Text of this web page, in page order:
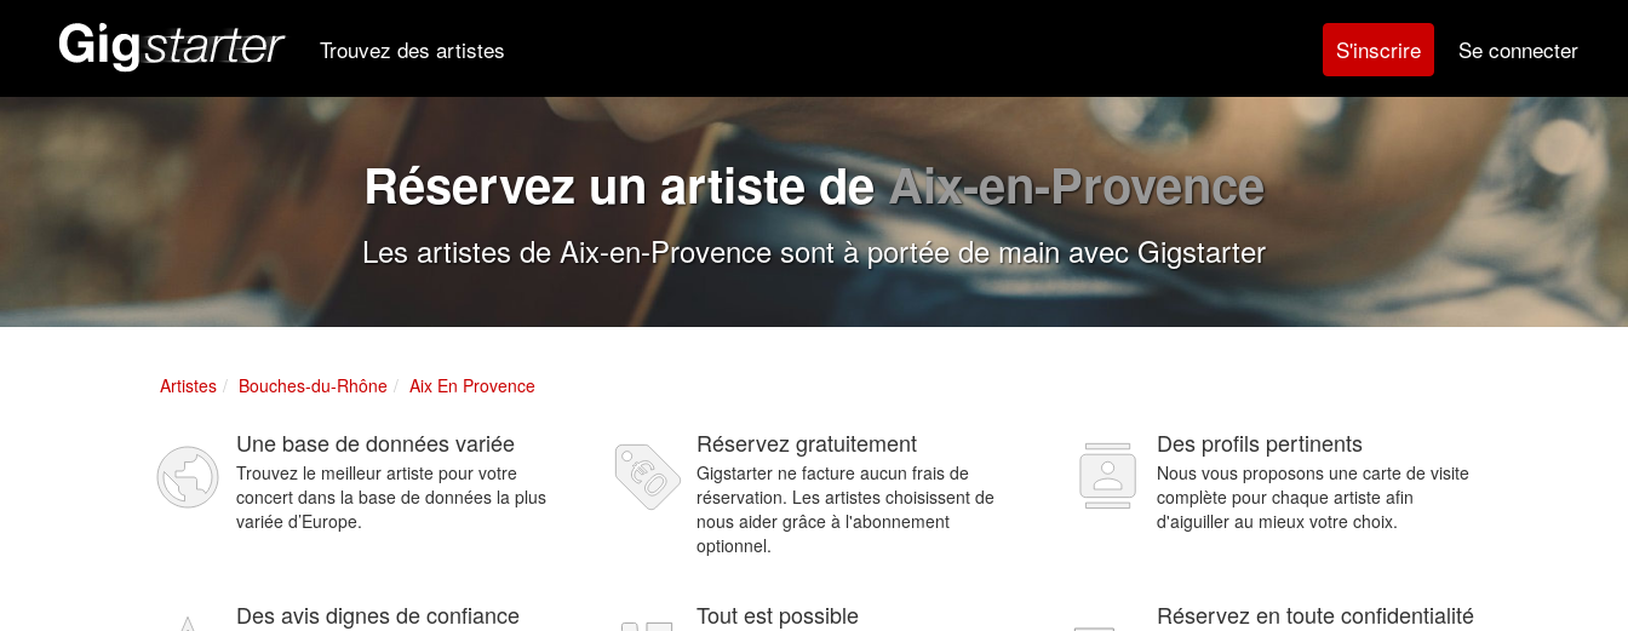
Trouvez des artistes S'inscrire Se connecter
Réservez un artiste deAix-en-Provence
Les artistes de Aix-en-Provence sont à portée de main avec Gigstarter
Artistes Bouches-du-Rhône Aix En Provence
Une base de données variée
Trouvez le meilleur artiste pour votre
concert dans la base de données la plus
variée d’Europe.
Réservez gratuitement
Gigstarter ne facture aucun frais de
réservation. Les artistes choisissent de
nous aider grâce à l'abonnement
optionnel.
Des profils pertinents
Nous vous proposons une carte de visite
complète pour chaque artiste afin
d'aiguiller au mieux votre choix.
Des avis dignes de confiance Tout est possible Réservez en toute confidentialité